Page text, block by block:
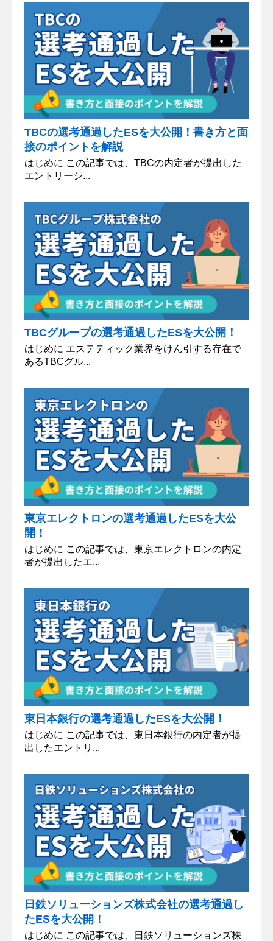
TBCの選考通過したESを大公開！書き方と面
接のポイントを解説
はじめに この記事では、TBCの内定者が提出した
エントリーシ...
TBCグループの選考通過したESを大公開！
はじめに エステティック業界をけん引する存在で
あるTBCグル...
東京エレクトロンの選考通過したESを大公
開！
はじめに この記事では、東京エレクトロンの内定
者が提出したエ...
東日本銀行の選考通過したESを大公開！
はじめに この記事では、東日本銀行の内定者が提
出したエントリ...
日鉄ソリューションズ株式会社の選考通過し
たESを大公開！
はじめに この記事では、日鉄ソリューションズ株